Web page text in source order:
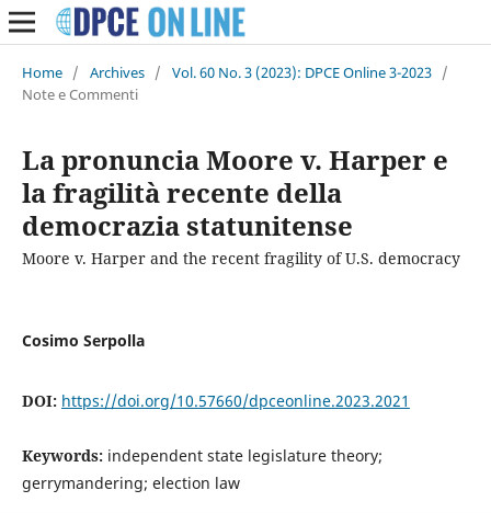
Home / Archives / Vol. 60 No. 3 (2023): DPCE Online 3-2023 /
Note e Commenti
La pronuncia Moore v. Harper e
la fragilità recente della
democrazia statunitense
Moore v. Harper and the recent fragility of U.S. democracy
Cosimo Serpolla
DOI: https://doi.org/10.57660/dpceonline.2023.2021
Keywords: independent state legislature theory;
gerrymandering; election law